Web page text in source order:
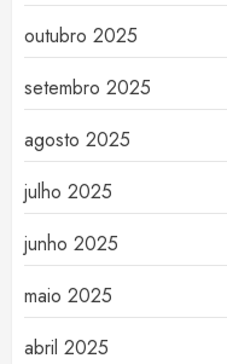
outubro 2025
setembro 2025
agosto 2025
julho 2025
junho 2025
maio 2025
abril 2025